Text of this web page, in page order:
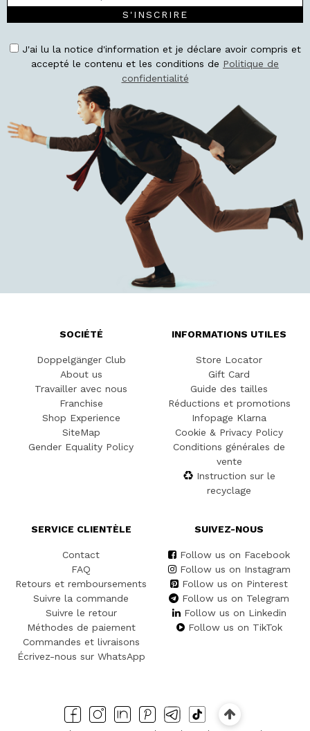
S'INSCRIRE
J'ai lu la notice d'information et je déclare avoir compris et
accepté le contenu et les conditions de Politique de
confidentialité
SOCIÉTÉ
Doppelgänger Club
About us
Travailler avec nous
Franchise
Shop Experience
SiteMap
Gender Equality Policy
INFORMATIONS UTILES
Store Locator
Gift Card
Guide des tailles
Réductions et promotions
Infopage Klarna
Cookie & Privacy Policy
Conditions générales de
vente
Instruction sur le
recyclage
SERVICE CLIENTÈLE
Contact
FAQ
Retours et remboursements
Suivre la commande
Suivre le retour
Méthodes de paiement
Commandes et livraisons
Écrivez-nous sur WhatsApp
SUIVEZ-NOUS
Follow us on Facebook
Follow us on Instagram
Follow us on Pinterest
Follow us on Telegram
Follow us on Linkedin
Follow us on TikTok